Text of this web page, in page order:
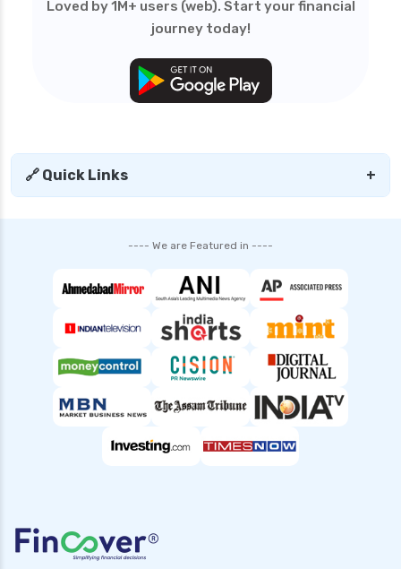
Loved by 1M+ users (web). Start your financial
journey today!
🔗 Quick Links +
---- We are Featured in ----